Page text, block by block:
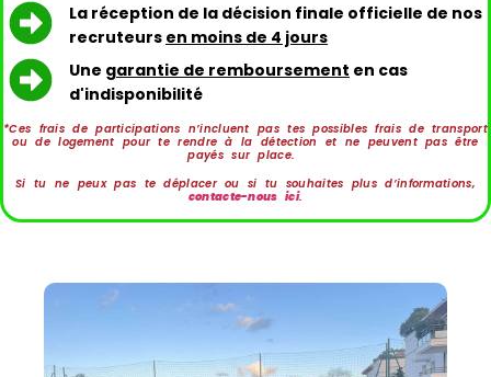
La réception de la décision finale officielle de nos
recruteurs en moins de 4 jours
Une garantie de remboursement en cas
d'indisponibilité
*Ces frais de participations n’incluent pas tes possibles frais de transport
ou de logement pour te rendre à la détection et ne peuvent pas être
payés sur place.
Si tu ne peux pas te déplacer ou si tu souhaites plus d’informations,
contacte-nous ici.